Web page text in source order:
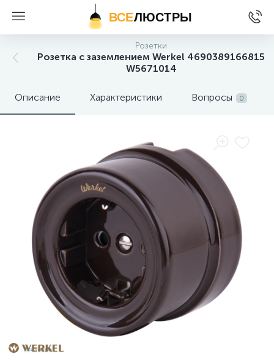
ВСЕЛЮСТРЫ
Розетки
Розетка с заземлением Werkel 4690389166815
W5671014
Описание Характеристики Вопросы 0